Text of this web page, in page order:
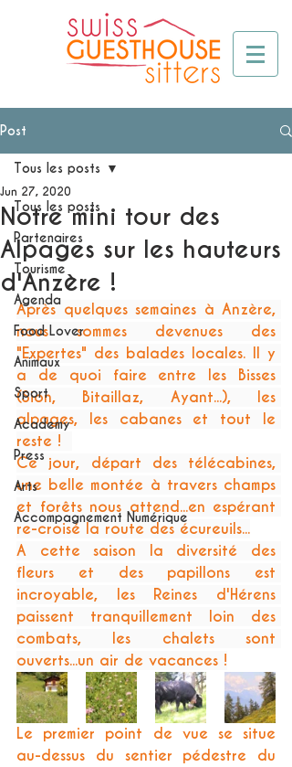
Post
Tous les posts
Partenaires
Tourisme
Agenda
Food Lover
Animaux
Sport
Academy
Press
Arts
Accompagnement Numérique
Tous les posts
Notre mini tour des
Alpages sur les hauteurs
d'Anzère !
Jun 27, 2020
Après quelques semaines à Anzère,
nous sommes devenues des
"Expertes" des balades locales. Il y
a de quoi faire entre les Bisses
(Sion, Bitaillaz, Ayant...), les
alpages, les cabanes et tout le
reste !
Ce jour, départ des télécabines,
une belle montée à travers champs
et forêts nous attend...en espérant
re-croisé la route des écureuils...
A cette saison la diversité des
fleurs et des papillons est
incroyable, les Reines d'Hérens
paissent tranquillement loin des
combats, les chalets sont
ouverts...un air de vacances !
Le premier point de vue se situe
au-dessus du sentier pédestre du